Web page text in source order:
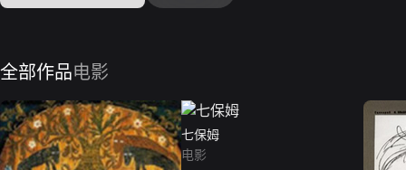
全部作品电影
七保姆
电影